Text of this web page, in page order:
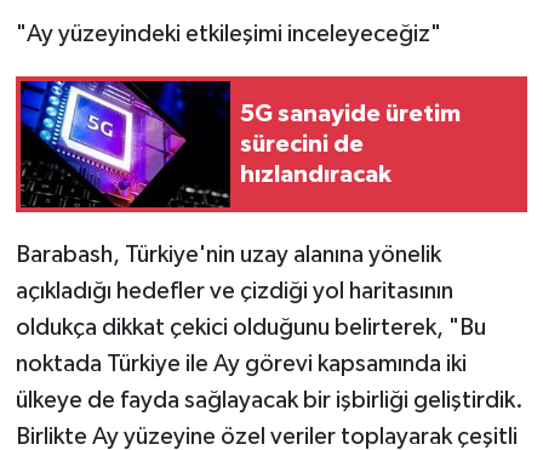
"Ay yüzeyindeki etkileşimi inceleyeceğiz"
5G sanayide üretim
sürecini de
hızlandıracak
Barabash, Türkiye'nin uzay alanına yönelik
açıkladığı hedefler ve çizdiği yol haritasının
oldukça dikkat çekici olduğunu belirterek, "Bu
noktada Türkiye ile Ay görevi kapsamında iki
ülkeye de fayda sağlayacak bir işbirliği geliştirdik.
Birlikte Ay yüzeyine özel veriler toplayarak çeşitli